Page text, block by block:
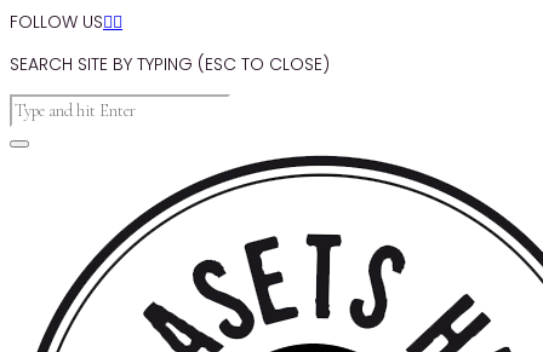
FOLLOW US
SEARCH SITE BY TYPING (ESC TO CLOSE)